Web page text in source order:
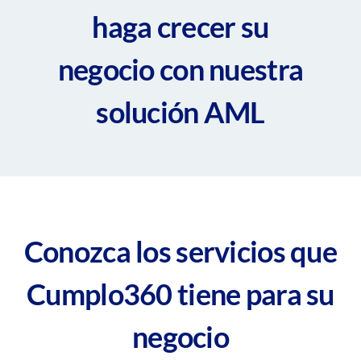
haga crecer su
negocio con nuestra
solución AML
Conozca losserviciosque
Cumplo360tiene para su
negocio